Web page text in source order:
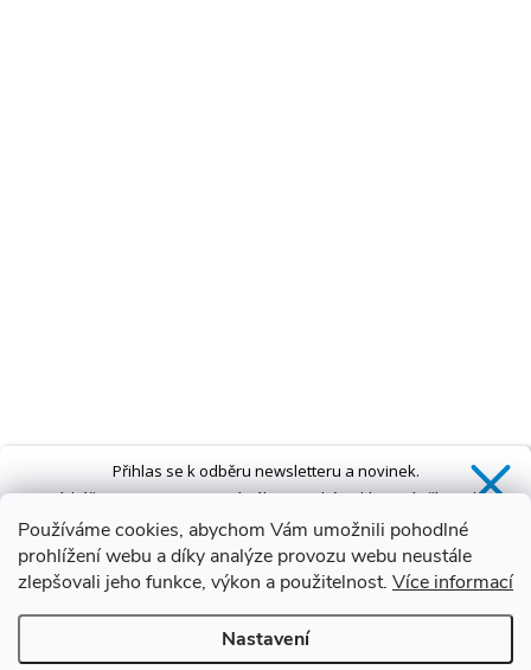
Používáme cookies, abychom Vám umožnili pohodlné
prohlížení webu a díky analýze provozu webu neustále
zlepšovali jeho funkce, výkon a použitelnost. Více informací
Nastavení
Přihlas se k odběru newsletteru a novinek.
ZískášSLEVU 5 %na první nákup a také exkluzivní přístup k
novinkám, slevám a dalším speciálním nabídkám.*
Ano, chci se přihlásit